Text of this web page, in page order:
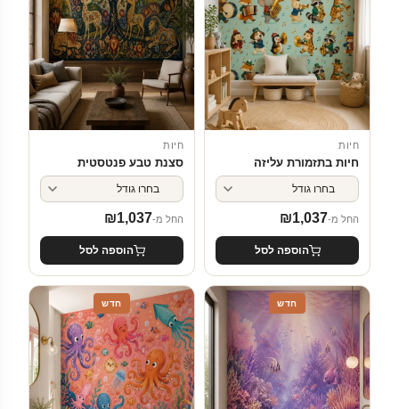
חיות
חיות בתזמורת עליזה
החל מ- ₪1,037
הוספה לסל
חיות
סצנת טבע פנטסטית
החל מ- ₪1,037
הוספה לסל
חדש חדש